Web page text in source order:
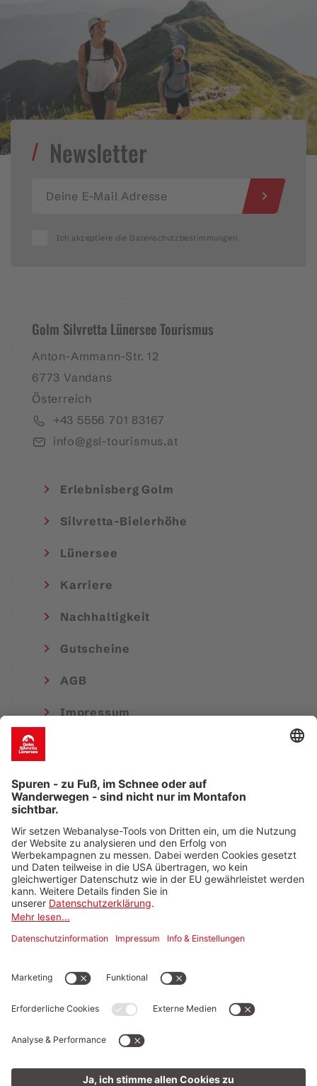
s Newsletter
Ich akzeptiere die Datenschutzbestimmungen
Golm Silvretta Lünersee Tourismus
Anton-Ammann-Str. 12
6773 Vandans
Österreich
+43 5556 701 83167
info@gsl-tourismus.at
Erlebnisberg Golm
Silvretta-Bielerhöhe
Lünersee
Karriere
Nachhaltigkeit
Gutscheine
AGB
Impressum